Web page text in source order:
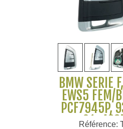
BMW SERIE
EWS5 FEM/
PCF7945P,
01,
Référence: